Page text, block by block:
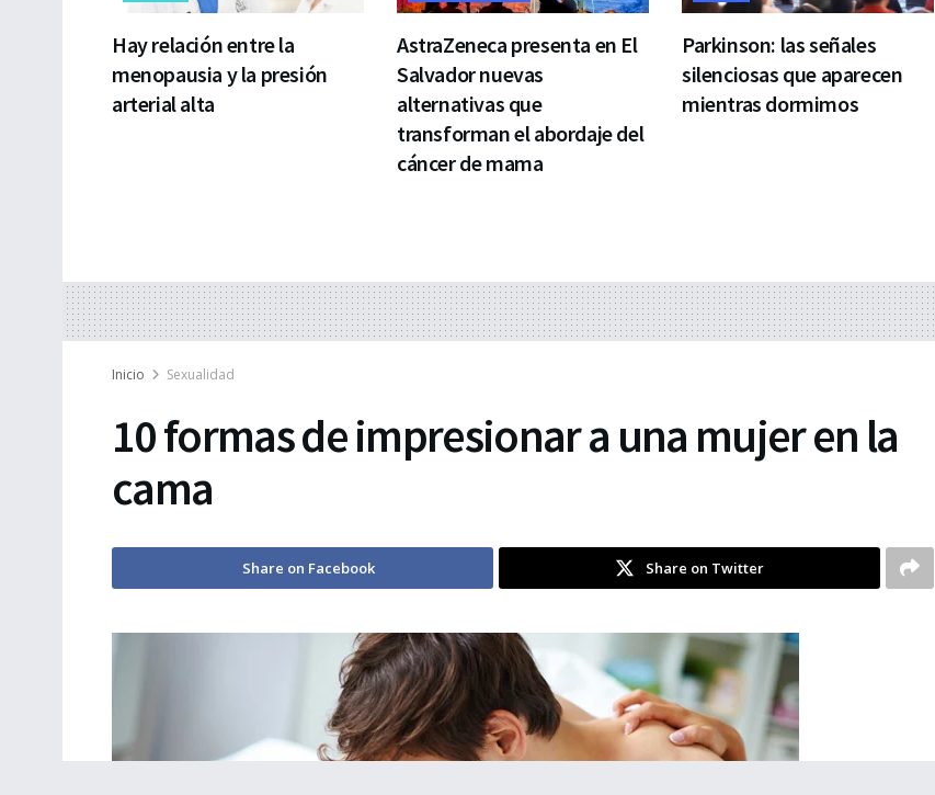
Hay relación entre la
menopausia y la presión
arterial alta
AstraZeneca presenta en El
Salvador nuevas
alternativas que
transforman el abordaje del
cáncer de mama
Parkinson: las señales
silenciosas que aparecen
mientras dormimos
Inicio Sexualidad
10 formas de impresionar a una mujer en la
cama
Share on Facebook Share on Twitter